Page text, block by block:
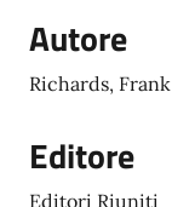
Autore
Richards, Frank
Editore
Editori Riuniti